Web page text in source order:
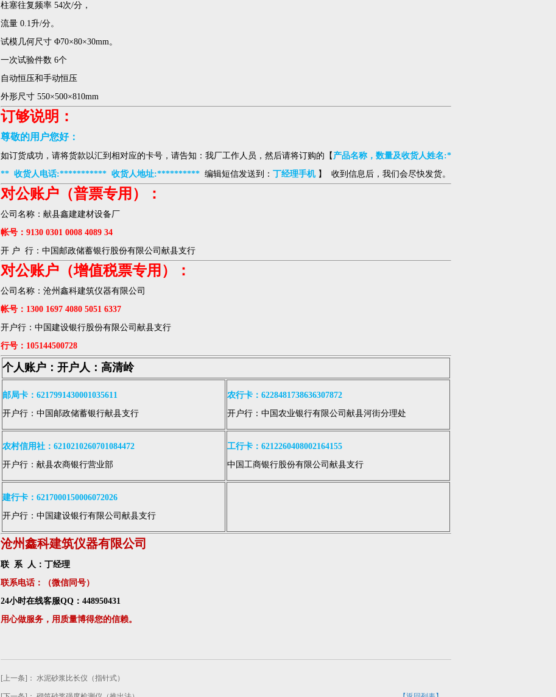
柱塞往复频率 54次/分，
流量 0.1升/分。
试模几何尺寸 Φ70×80×30mm。
一次试验件数 6个
自动恒压和手动恒压
外形尺寸 550×500×810mm
订够说明：
尊敬的用户您好：
如订货成功，请将货款以汇到相对应的卡号，请告知：我厂工作人员，然后请将订购的【 产品名称，数量及收货人姓名:*
** 收货人电话:*********** 收货人地址:********** 编辑短信发送到： 丁经理手机 】 收到信息后，我们会尽快发货。
对公账户（普票专用）：
公司名称：献县鑫建建材设备厂
帐号：9130 0301 0008 4089 34
开 户 行：中国邮政储蓄银行股份有限公司献县支行
对公账户（增值税票专用）：
公司名称：沧州鑫科建筑仪器有限公司
帐号：1300 1697 4080 5051 6337
开户行：中国建设银行股份有限公司献县支行
行号：105144500728
个人账户：开户人：高清岭
邮局卡：6217991430001035611
开户行：中国邮政储蓄银行献县支行
农行卡：6228481738636307872
开户行：中国农业银行有限公司献县河街分理处
农村信用社：6210210260701084472
开户行：献县农商银行营业部
工行卡：6212260408002164155
中国工商银行股份有限公司献县支行
建行卡：6217000150006072026
开户行：中国建设银行有限公司献县支行
沧州鑫科建筑仪器有限公司
联 系 人：丁经理
联系电话：（微信同号）
24小时在线客服QQ：448950431
用心做服务，用质量博得您的信赖。
[上一条]： 水泥砂浆比长仪（指针式）